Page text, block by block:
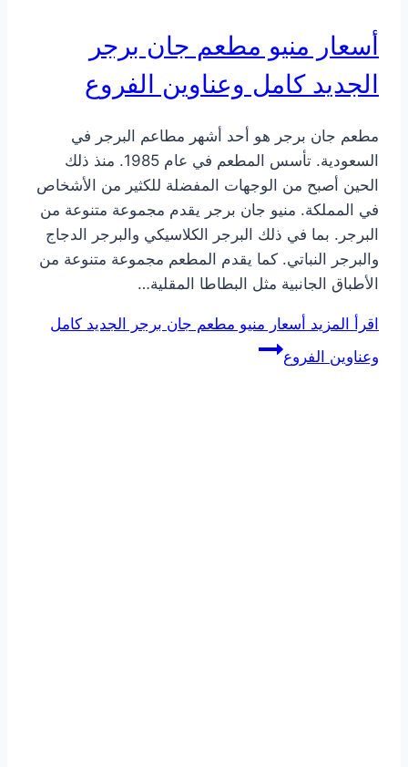
أسعار منيو مطعم جان برجر
الجديد كامل وعناوين الفروع
مطعم جان برجر هو أحد أشهر مطاعم البرجر في
السعودية. تأسس المطعم في عام 1985. منذ ذلك
الحين أصبح من الوجهات المفضلة للكثير من الأشخاص
في المملكة. منيو جان برجر يقدم مجموعة متنوعة من
البرجر. بما في ذلك البرجر الكلاسيكي والبرجر الدجاج
والبرجر النباتي. كما يقدم المطعم مجموعة متنوعة من
الأطباق الجانبية مثل البطاطا المقلية…
اقرأ المزيد أسعار منيو مطعم جان برجر الجديد كامل
وعناوين الفروع